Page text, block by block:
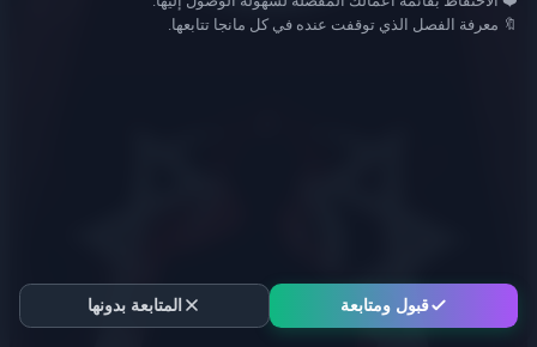
🔖 معرفة الفصل الذي توقفت عنده في كل مانجا تتابعها.
قبول ومتابعة المتابعة بدونها